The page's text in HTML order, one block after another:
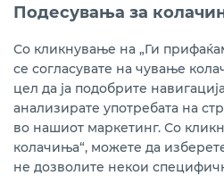
инвестираме во некој друг
Зошто штедењето треба да
Паметните финансиски
сегашноста, всушност ни
финансиска иднина.
Придобивки од штедење во
Подесувања за
Со кликнување на „Ги
се согласувате на чување
цел да ја подобрите
анализирате употребата на
во нашиот маркетинг. Со
колачиња“, можете да
не дозволите некои